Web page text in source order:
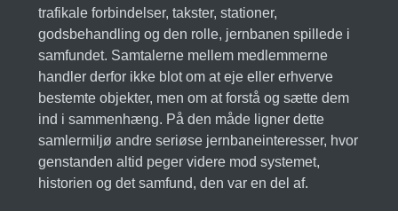
trafikale forbindelser, takster, stationer,
godsbehandling og den rolle, jernbanen spillede i
samfundet. Samtalerne mellem medlemmerne
handler derfor ikke blot om at eje eller erhverve
bestemte objekter, men om at forstå og sætte dem
ind i sammenhæng. På den måde ligner dette
samlermiljø andre seriøse jernbaneinteresser, hvor
genstanden altid peger videre mod systemet,
historien og det samfund, den var en del af.